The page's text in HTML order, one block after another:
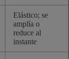
Elástico; se
amplía o
reduce al
instante